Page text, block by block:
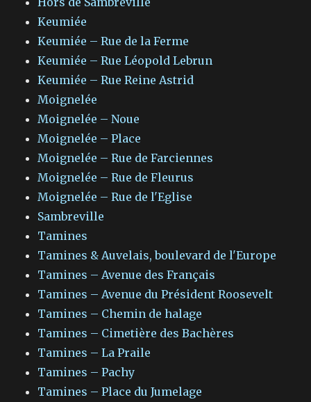
Keumiée
Keumiée – Rue de la Ferme
Keumiée – Rue Léopold Lebrun
Keumiée – Rue Reine Astrid
Moignelée
Moignelée – Noue
Moignelée – Place
Moignelée – Rue de Farciennes
Moignelée – Rue de Fleurus
Moignelée – Rue de l'Eglise
Sambreville
Tamines
Tamines & Auvelais, boulevard de l'Europe
Tamines – Avenue des Français
Tamines – Avenue du Président Roosevelt
Tamines – Chemin de halage
Tamines – Cimetière des Bachères
Tamines – La Praile
Tamines – Pachy
Tamines – Place du Jumelage